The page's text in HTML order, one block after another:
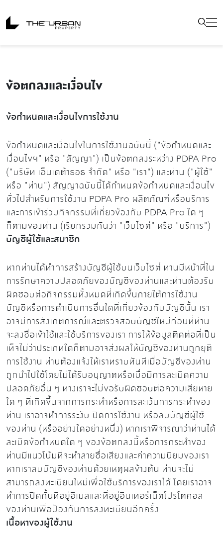
ข้อตกลงและเงื่อนไข
ข้อกำหนดและเงื่อนไขการใช้งาน
ข้อกำหนดและเงื่อนไขในการใช้งานฉบับนี้ ("ข้อกำหนดและ
เงื่อนไขฯ" หรือ "สัญญา") เป็นข้อตกลงระหว่าง PDPA Pro
("บริษัท เอ็นเดต้าธอธ จำกัด" หรือ "เรา") และท่าน ("ผู้ใช้"
หรือ "ท่าน") สัญญาฉบับนี้ได้กำหนดข้อกำหนดและเงื่อนไข
ทั่วไปสำหรับการใช้งาน PDPA Pro ผลิตภัณฑ์หรือบริการ
และการเข้าร่วมกิจกรรมที่เกี่ยวข้องกับ PDPA Pro ใด ๆ
ก็ตามของท่าน (เรียกรวมกันว่า "เว็บไซต์" หรือ "บริการ")
บัญชีผู้ใช้และสมาชิก
หากท่านได้ทำการสร้างบัญชีผู้ใช้บนเว็บไซต์ ท่านมีหน้าที่ใน
การรักษาความปลอดภัยของบัญชีของท่านและท่านต้องรับ
ผิดชอบต่อกิจกรรมทั้งหมดที่เกิดขึ้นภายใต้การใช้งาน
บัญชีหรือการดำเนินการอื่นใดที่เกี่ยวข้องกับบัญชีนั้น เรา
อาจมีการสังเกตการณ์และตรวจสอบบัญชีใหม่ก่อนที่ท่าน
จะลงชื่อเข้าใช้และใช้บริการของเรา การให้ข้อมูลติดต่อที่เป็น
เท็จไม่ว่าประเภทใดก็ตามอาจส่งผลให้บัญชีของท่านถูกยุติ
การใช้งาน ท่านต้องแจ้งให้เราทราบทันทีเมื่อบัญชีของท่าน
ถูกนำไปใช้โดยไม่ได้รับอนุญาตหรือเมื่อมีการละเมิดความ
ปลอดภัยอื่น ๆ ทางเราจะไม่ขอรับผิดชอบต่อความเสียหาย
ใด ๆ ที่เกิดขึ้นจากการกระทำหรือการละเว้นการกระทำของ
ท่าน เราอาจทำการระงับ ปิดการใช้งาน หรือลบบัญชีผู้ใช้
ของท่าน (หรืออย่างใดอย่างหนึ่ง) หากเราพิจารณาว่าท่านได้
ละเมิดข้อกำหนดใด ๆ ของข้อตกลงนี้หรือการกระทำของ
ท่านมีแนวโน้มที่จะทำลายชื่อเสียงและค่าความนิยมของเรา
หากเราลบบัญชีของท่านด้วยเหตุผลข้างต้น ท่านจะไม่
สามารถลงทะเบียนใหม่เพื่อใช้บริการของเราได้ โดยเราอาจ
ทำการปิดกั้นที่อยู่อีเมลและที่อยู่อินเทอร์เน็ตโปรโตคอล
ของท่านเพื่อป้องกันการลงทะเบียนอีกครั้ง
เนื้อหาของผู้ใช้งาน